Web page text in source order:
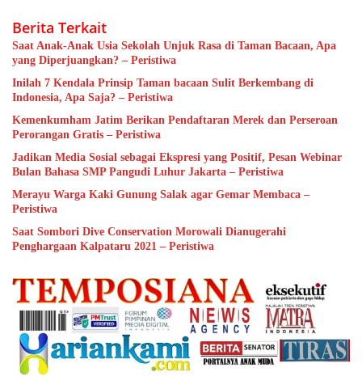
Berita Terkait
Saat Anak-Anak Usia Sekolah Unjuk Rasa di Taman Bacaan, Apa
yang Diperjuangkan? – Peristiwa
Inilah 7 Kendala Prinsip Taman bacaan Sulit Berkembang di
Indonesia, Apa Saja? – Peristiwa
Kemenkumham Jatim Berikan Pendaftaran Merek dan Perseroan
Perorangan Gratis – Peristiwa
Jadikan Media Sosial sebagai Ekspresi yang Positif, Pesan Webinar
Bulan Bahasa SMP Pangudi Luhur Jakarta – Peristiwa
Merayu Warga Kaki Gunung Salak agar Gemar Membaca –
Peristiwa
Saat Sombori Dive Conservation Morowali Dianugerahi
Penghargaan Kalpataru 2021 – Peristiwa